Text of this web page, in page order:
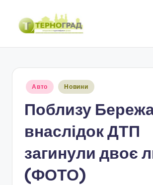
Перейти
Опубліковано
Авто Новини
Поблизу
внаслідок ДТП
загинули двоє
(ФОТО)